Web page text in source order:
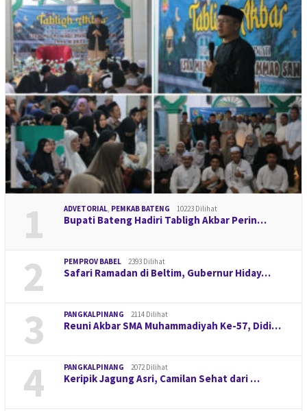
1 ADVETORIAL, PEMKAB BATENG 10223 Dilihat
Bupati Bateng Hadiri Tabligh Akbar Perin…
2 PEMPROV BABEL 2393 Dilihat
Safari Ramadan di Beltim, Gubernur Hiday…
3 PANGKALPINANG 2114 Dilihat
Reuni Akbar SMA Muhammadiyah Ke-57, Didi…
4 PANGKALPINANG 2072 Dilihat
Keripik Jagung Asri, Camilan Sehat dari …